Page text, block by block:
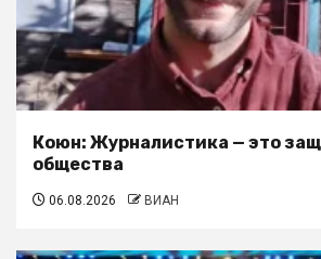
Коюн: Журналистика — это
общества
06.08.2026 ВИАН